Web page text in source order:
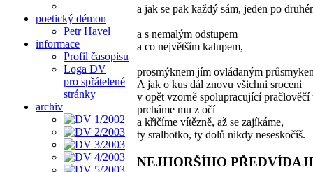
poetický démon
Petr Havel
informace
Profil časopisu
Loga DV
pro spřátelené
stránky
archiv
a jak se pak každý sám, jeden po
a s nemalým odstupem
a co největším kalupem,
prosmýknem jím ovládaným
A jak o kus dál znovu všichni sroceni
v opět vzorně spolupracující pračlověčí
prcháme mu z očí
a křičíme vítězně, až se zajíkáme,
ty sralbotko, ty dolů nikdy neseskočíš.
NEJHORŠÍHO